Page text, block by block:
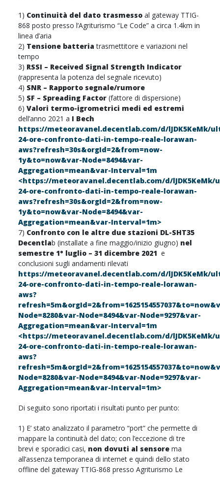
1) Continuità del dato trasmesso al gateway TTIG-
868 posto presso l’Agriturismo “Le Code” a circa 1.4km in
linea d’aria
2) Tensione batteria trasmettitore e variazioni nel
tempo
3) RSSI – Received Signal Strength Indicator
(rappresenta la potenza del segnale ricevuto)
4) SNR – Rapporto segnale/rumore
5) SF – Spreading Factor (fattore di dispersione)
6)Valori termo-igrometrici medi ed estremi
dell’anno 2021 a I Bech
https://meteoravanel.decentlab.com/d/lJDK5KeMk/
24-ore-confronto-dati-in-tempo-reale-lorawan-
aws?refresh=30s&orgId=2&from=now-
1y&to=now&var-Node=8494&var-
Aggregation=mean&var-Interval=1m
<https://meteoravanel.decentlab.com/d/lJDK5KeMk/
24-ore-confronto-dati-in-tempo-reale-lorawan-
aws?refresh=30s&orgId=2&from=now-
1y&to=now&var-Node=8494&var-
Aggregation=mean&var-Interval=1m>
7) Confronto con le altre due stazioni DL-SHT35
Decentlab (installate a fine maggio/inizio giugno) nel
semestre 1° luglio – 31 dicembre 2021e
conclusioni sugli andamenti rilevati
https://meteoravanel.decentlab.com/d/lJDK5KeMk/
24-ore-confronto-dati-in-tempo-reale-lorawan-
aws?
Node=8280&var-Node=8494&var-Node=9297&var-
Aggregation=mean&var-Interval=1m
<https://meteoravanel.decentlab.com/d/lJDK5KeMk/
24-ore-confronto-dati-in-tempo-reale-lorawan-
aws?
Node=8280&var-Node=8494&var-Node=9297&var-
Aggregation=mean&var-Interval=1m>
Di seguito sono riportati i risultati punto per punto:
1) E’ stato analizzato il parametro “port” che permette di
mappare la continuità del dato; con l’eccezione di tre
brevi e sporadici casi, non dovuti al sensore ma
all’assenza temporanea di internet e quindi dello stato
offline del gateway TTIG-868 presso Agriturismo Le